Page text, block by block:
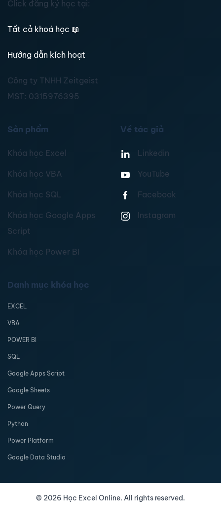
Click đăng ký học tại:
Tất cả khoá học 📖
Hướng dẫn kích hoạt
Công ty TNHH Zeitgeist
MST: 0315976395
Sản phẩm
Khóa học Excel
Khóa học VBA
Khóa học SQL
Khóa học Google Apps
Script
Khóa học Power BI
Về tác giả
Linkedin
YouTube
Facebook
Instagram
Danh mục khóa học
EXCEL
VBA
POWER BI
SQL
Google Apps Script
Google Sheets
Power Query
Python
Power Platform
Google Data Studio
© 2026 Học Excel Online. All rights reserved.